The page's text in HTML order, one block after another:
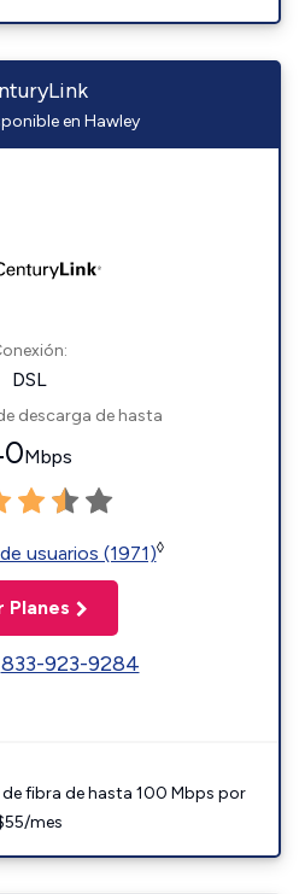
en Hawley
DSL
descarga de hasta
Mbps
usuarios (1971)◊
Planes
833-923-9284
fibra de hasta 100 Mbps por
mes